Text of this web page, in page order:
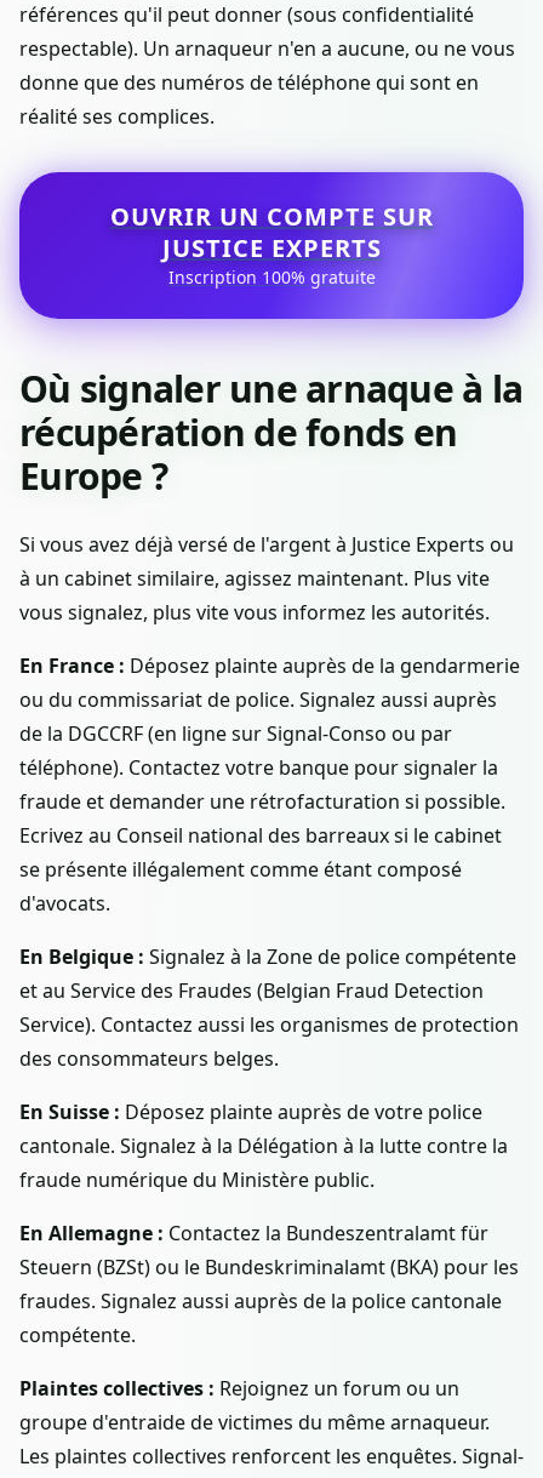
références qu'il peut donner (sous confidentialité
respectable). Un arnaqueur n'en a aucune, ou ne vous
donne que des numéros de téléphone qui sont en
réalité ses complices.
OUVRIR UN COMPTE SUR
JUSTICE EXPERTS
Inscription 100% gratuite
Où signaler une arnaque à la
récupération de fonds en
Europe ?
Si vous avez déjà versé de l'argent à Justice Experts ou
à un cabinet similaire, agissez maintenant. Plus vite
vous signalez, plus vite vous informez les autorités.
En France : Déposez plainte auprès de la gendarmerie
ou du commissariat de police. Signalez aussi auprès
de la DGCCRF (en ligne sur Signal-Conso ou par
téléphone). Contactez votre banque pour signaler la
fraude et demander une rétrofacturation si possible.
Ecrivez au Conseil national des barreaux si le cabinet
se présente illégalement comme étant composé
d'avocats.
En Belgique : Signalez à la Zone de police compétente
et au Service des Fraudes (Belgian Fraud Detection
Service). Contactez aussi les organismes de protection
des consommateurs belges.
En Suisse : Déposez plainte auprès de votre police
cantonale. Signalez à la Délégation à la lutte contre la
fraude numérique du Ministère public.
En Allemagne : Contactez la Bundeszentralamt für
Steuern (BZSt) ou le Bundeskriminalamt (BKA) pour les
fraudes. Signalez aussi auprès de la police cantonale
compétente.
Plaintes collectives : Rejoignez un forum ou un
groupe d'entraide de victimes du même arnaqueur.
Les plaintes collectives renforcent les enquêtes. Signal-